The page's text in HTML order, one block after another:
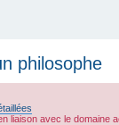
philosophe
liaison avec le domaine